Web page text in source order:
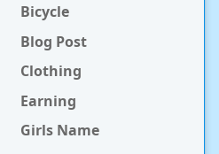
Bicycle
Blog Post
Clothing
Earning
Girls Name